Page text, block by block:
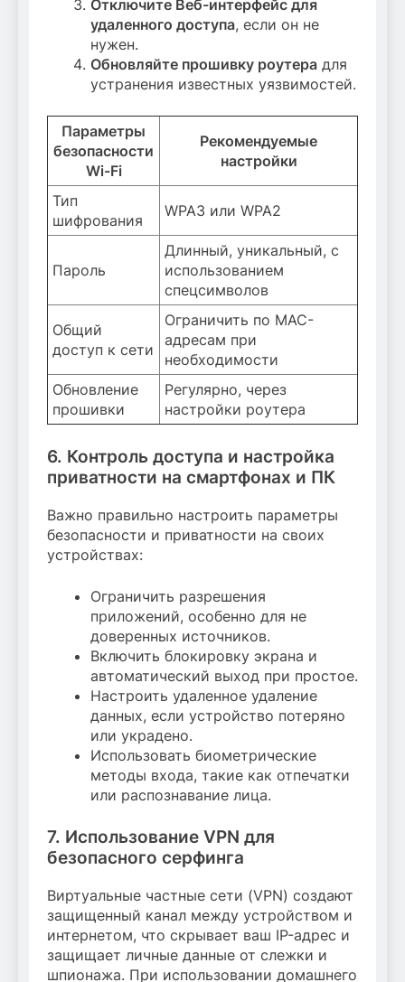
Отключите Веб-интерфейс для
удаленного доступа, если он не
нужен.
Обновляйте прошивку роутера для
устранения известных уязвимостей.
Параметры
безопасности
Wi-Fi
Рекомендуемые
настройки
Тип
шифрования
WPA3 или WPA2
Пароль
Длинный, уникальный, с
использованием
спецсимволов
Общий
доступ к сети
Ограничить по MAC-
адресам при
необходимости
Обновление
прошивки
Регулярно, через
настройки роутера
6. Контроль доступа и настройка
приватности на смартфонах и ПК
Важно правильно настроить параметры
безопасности и приватности на своих
устройствах:
Ограничить разрешения
приложений, особенно для не
доверенных источников.
Включить блокировку экрана и
автоматический выход при простое.
Настроить удаленное удаление
данных, если устройство потеряно
или украдено.
Использовать биометрические
методы входа, такие как отпечатки
или распознавание лица.
7. Использование VPN для
безопасного серфинга
Виртуальные частные сети (VPN) создают
защищенный канал между устройством и
интернетом, что скрывает ваш IP-адрес и
защищает личные данные от слежки и
шпионажа. При использовании домашнего